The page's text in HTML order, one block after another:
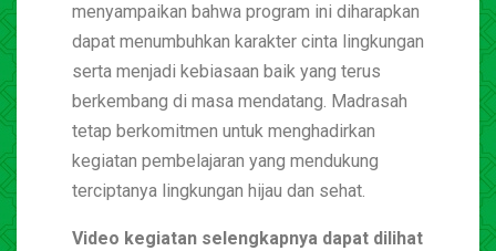
menyampaikan bahwa program ini diharapkan
dapat menumbuhkan karakter cinta lingkungan
serta menjadi kebiasaan baik yang terus
berkembang di masa mendatang. Madrasah
tetap berkomitmen untuk menghadirkan
kegiatan pembelajaran yang mendukung
terciptanya lingkungan hijau dan sehat.
Video kegiatan selengkapnya dapat dilihat